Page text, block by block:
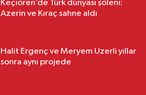
Keçiören’de Türk dünyası şöleni:
Azerin ve Kıraç sahne aldı
Halit Ergenç ve Meryem Uzerli yıllar
sonra aynı projede